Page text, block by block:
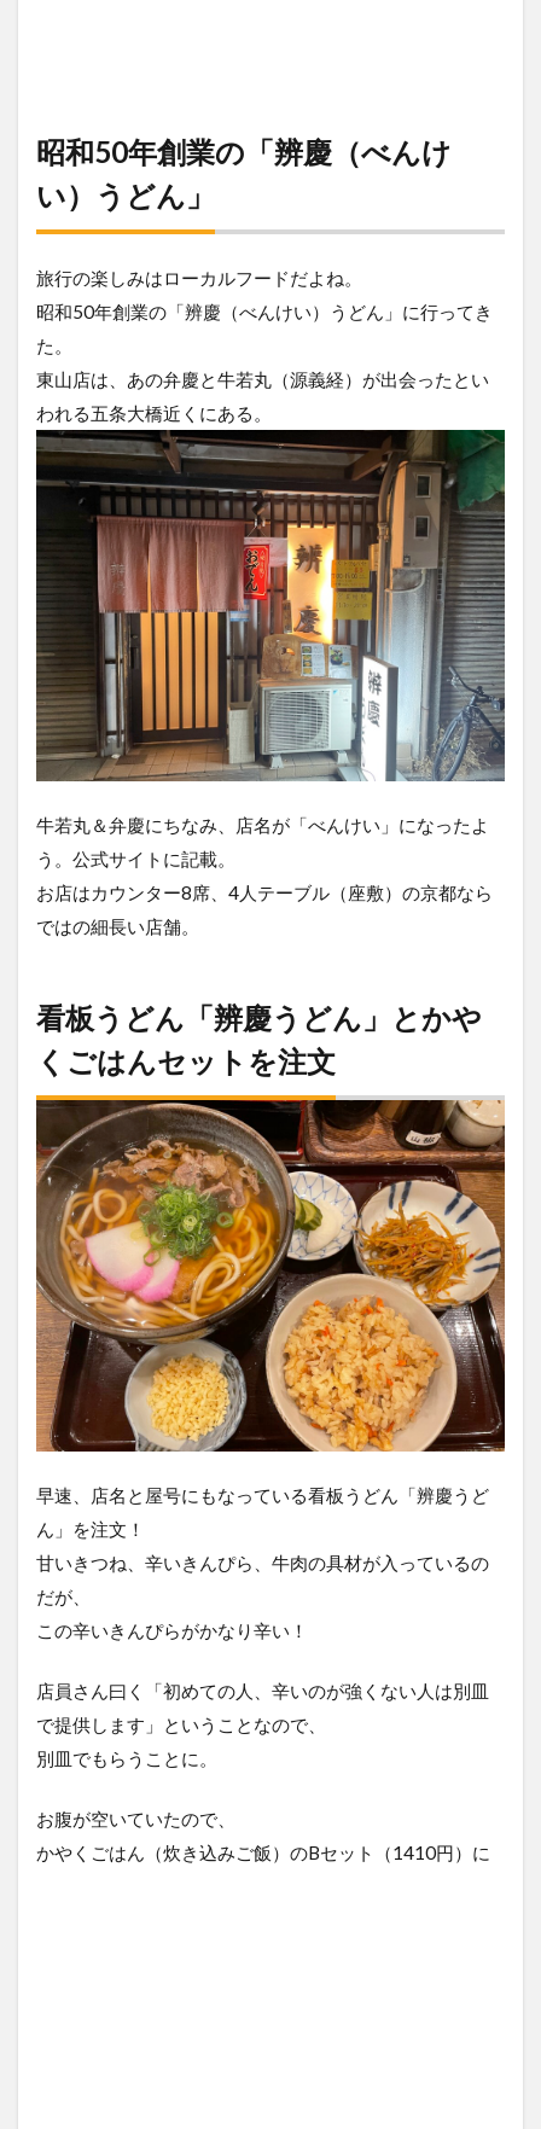
昭和50年創業の「辨慶（べんけ
い）うどん」
旅行の楽しみはローカルフードだよね。
昭和50年創業の「辨慶（べんけい）うどん」に行ってき
た。
東山店は、あの弁慶と牛若丸（源義経）が出会ったとい
われる五条大橋近くにある。
牛若丸＆弁慶にちなみ、店名が「べんけい」になったよ
う。公式サイトに記載。
お店はカウンター8席、4人テーブル（座敷）の京都なら
ではの細長い店舗。
看板うどん「辨慶うどん」とかや
くごはんセットを注文
早速、店名と屋号にもなっている看板うどん「辨慶うど
ん」を注文！
甘いきつね、辛いきんぴら、牛肉の具材が入っているの
だが、
この辛いきんぴらがかなり辛い！
店員さん曰く「初めての人、辛いのが強くない人は別皿
で提供します」ということなので、
別皿でもらうことに。
お腹が空いていたので、
かやくごはん（炊き込みご飯）のBセット（1410円）に